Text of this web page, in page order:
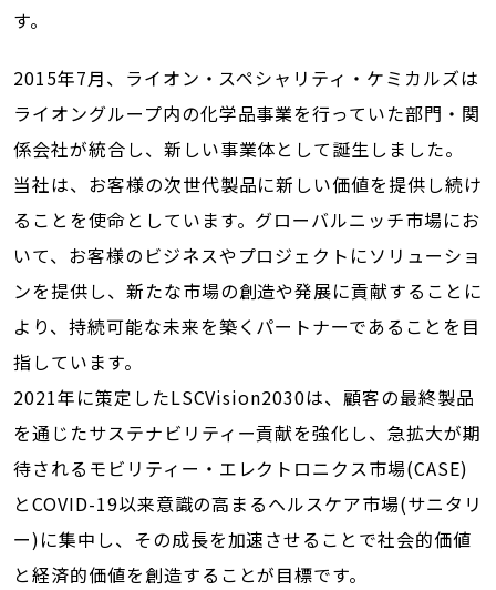
す。
2015年7月、ライオン・スペシャリティ・ケミカルズは
ライオングループ内の化学品事業を行っていた部門・関
係会社が統合し、新しい事業体として誕生しました。
当社は、お客様の次世代製品に新しい価値を提供し続け
ることを使命としています。グローバルニッチ市場にお
いて、お客様のビジネスやプロジェクトにソリューショ
ンを提供し、新たな市場の創造や発展に貢献することに
より、持続可能な未来を築くパートナーであることを目
指しています。
2021年に策定したLSCVision2030は、顧客の最終製品
を通じたサステナビリティー貢献を強化し、急拡大が期
待されるモビリティー・エレクトロニクス市場(CASE)
とCOVID-19以来意識の高まるヘルスケア市場(サニタリ
ー)に集中し、その成長を加速させることで社会的価値
と経済的価値を創造することが目標です。